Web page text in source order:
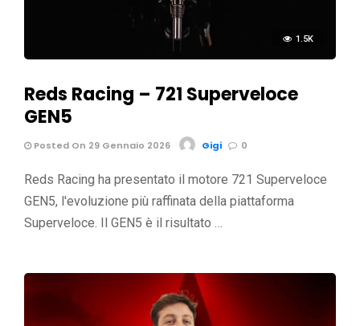
1.5K
Reds Racing – 721 Superveloce
GEN5
Posted On 29 Gennaio 2026 Gigi 0
Reds Racing ha presentato il motore 721 Superveloce
GEN5, l'evoluzione più raffinata della piattaforma
Superveloce. Il GEN5 è il risultato …